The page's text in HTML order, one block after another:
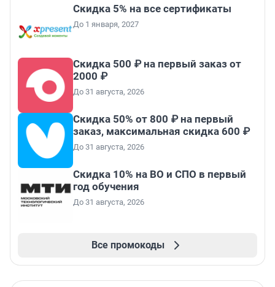
Скидка 5% на все сертификаты
До 1 января, 2027
Скидка 500 ₽ на первый заказ от
2000 ₽
До 31 августа, 2026
Скидка 50% от 800 ₽ на первый
заказ, максимальная скидка 600 ₽
До 31 августа, 2026
Скидка 10% на ВО и СПО в первый
год обучения
До 31 августа, 2026
Все промокоды